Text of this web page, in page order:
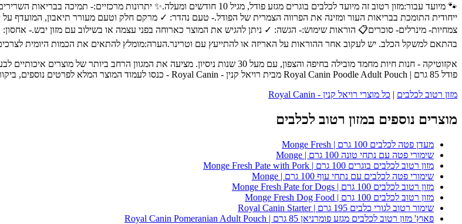
🐾 מיועד עבור:מזון רטוב זה מיועד לכלבים בוגרים מגזע פודל, מגיל 10 חודשים
ייחודית התומכת בבריאות העור ומזינה את הפרווה הצמרית של הפודל.- טעם נהדר: ✓ מרקם חלק וטעם מעורר תיאבון, המועדף על
צמחיות- מינרלים- סוכרים📋 הוראות שימוש:- הגשה: ✓ ניתן להגיש את המוצר כארוחה בפני עצמה או בשילוב עם מזון יבש.-
בהתאם למשקל הכלב. יש לעקוב אחר ההוראות על האריזה או להתייעץ עם וטרינר.הערה:מומלץ להתאים את הכמות היומית
אקזוטיקה - חנות חיות מחמד מובילה בחיפה והצפון, עם מעל 30 שנות ניסיון. מציעה את
פודל 85 גרם | Royal Canin Poodle Adult Pouch מבית רויאל קנין - Royal Canin - כנסו לעמוד המוצר המלא לפרטים נוספים, ביקורות לקוחות והזמנה.
מזון רטוב לכלבים | כל מוצרי רויאל קנין - Royal Canin
מוצרים נוספים במזון רטוב לכלבים
מעדן פטה לכלבים 100 גרם | Monge Fresh
שימורי פטה עם נתחי טונה 100 גרם | Monge
מזון רטוב לכלבים בוגרים 100 גרם | Monge Fresh Pate with Pork
שימורי פטה לכלבים עם נתחי עוף 100 גרם | Monge
מזון רטוב לכלבים 100 גרם | Monge Fresh Pate for Dogs
מזון רטוב לכלבים 100 גרם | Monge Fresh Dog Food
שימור רטוב לגורי כלבים 195 גרם | Royal Canin Starter
פאוץ' מזון רטוב לכלבים מגזע פומרניאן 85 גרם | Royal Canin Pomeranian Adult Pouch